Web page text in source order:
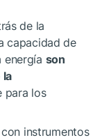
de la
capacidad de
energía son
la
para los
instrumentos